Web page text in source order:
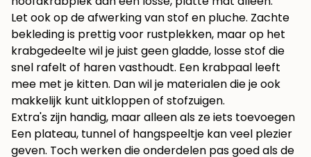
Let ook op de afwerking van stof en pluche. Zachte
bekleding is prettig voor rustplekken, maar op het
krabgedeelte wil je juist geen gladde, losse stof die
snel rafelt of haren vasthoudt. Een krabpaal leeft
mee met je kitten. Dan wil je materialen die je ook
makkelijk kunt uitkloppen of stofzuigen.
Extra's zijn handig, maar alleen als ze iets toevoegen
Een plateau, tunnel of hangspeeltje kan veel plezier
geven. Toch werken die onderdelen pas goed als de